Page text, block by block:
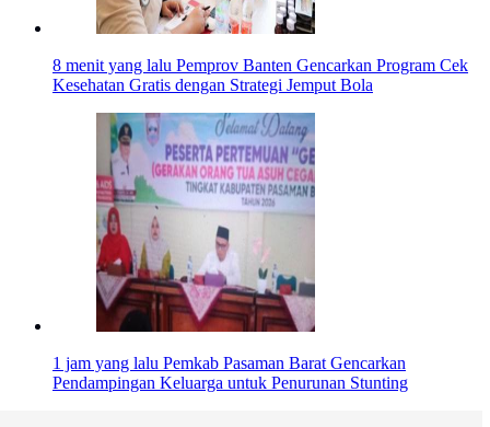
8 menit yang lalu Pemprov Banten Gencarkan Program Cek
Kesehatan Gratis dengan Strategi Jemput Bola
1 jam yang lalu Pemkab Pasaman Barat Gencarkan
Pendampingan Keluarga untuk Penurunan Stunting